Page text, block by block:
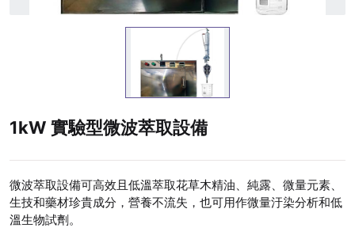
1kW 實驗型微波萃取設備
微波萃取設備可高效且低溫萃取花草木精油、純露、微量元素、
生技和藥材珍貴成分，營養不流失，也可用作微量汙染分析和低
溫生物試劑。